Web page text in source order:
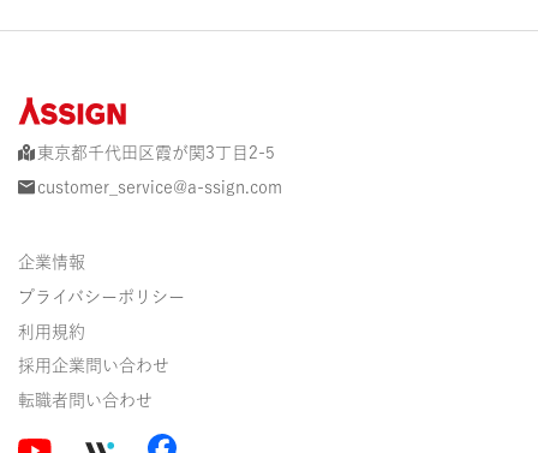
東京都千代田区霞が関3丁目2-5
customer_service@a-ssign.com
企業情報
プライバシーポリシー
利用規約
採用企業問い合わせ
転職者問い合わせ